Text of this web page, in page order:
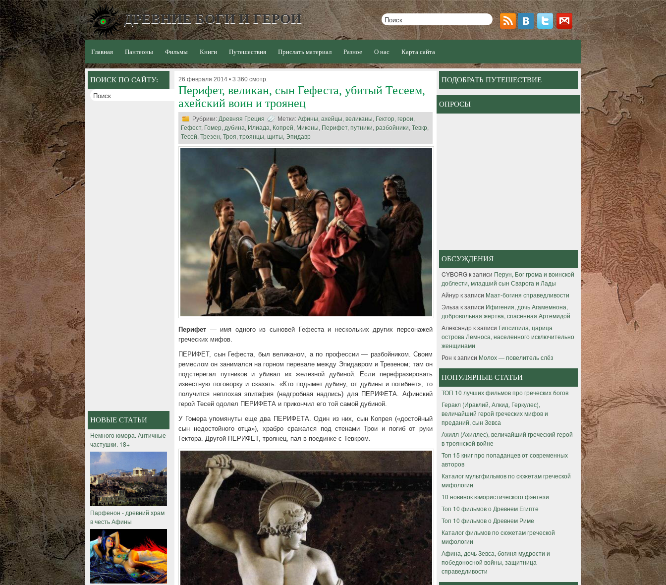
ДРЕВНИЕ БОГИ И ГЕРОИ
Главная Пантеоны Фильмы Книги Путешествия Прислать материал Разное О нас Карта сайта
ПОИСК ПО САЙТУ:
НОВЫЕ СТАТЬИ
Немного юмора. Античные
частушки. 18+
Парфенон - древний храм
в честь Афины
26 февраля 2014 • 3 360 смотр.
Перифет, великан, сын Гефеста, убитый Тесеем,
ахейский воин и троянец
Рубрики: Древняя Греция Метки: Афины, ахейцы, великаны, Гектор, герои,
Гефест, Гомер, дубина, Илиада, Копрей, Микены, Перифет, путники, разбойники, Тевкр,
Тесей, Трезен, Троя, троянцы, щиты, Эпидавр
Перифет — имя одного из сыновей Гефеста и нескольких других персонажей
греческих мифов.
ПЕРИФЕТ, сын Гефеста, был великаном, а по профессии — разбойником. Своим
ремеслом он занимался на горном перевале между Эпидавром и Трезеном; там он
подстерегал путников и убивал их железной дубиной. Если перефразировать
известную поговорку и сказать: «Кто подымет дубину, от дубины и погибнет», то
получится неплохая эпитафия (надгробная надпись) для ПЕРИФЕТА. Афинский
герой Тесей одолел ПЕРИФЕТА и прикончил его той самой дубиной.
У Гомера упомянуты еще два ПЕРИФЕТА. Один из них, сын Копрея («достойный
сын недостойного отца»), храбро сражался под стенами Трои и погиб от руки
Гектора. Другой ПЕРИФЕТ, троянец, пал в поединке с Тевкром.
ПОДОБРАТЬ ПУТЕШЕСТВИЕ
ОПРОСЫ
ОБСУЖДЕНИЯ
CYBORGк записи Перун, Бог грома и воинской
доблести, младший сын Сварога и Лады
Айнурк записи Маат-богиня справедливости
Эльза к записи Ифигения, дочь Агамемнона,
добровольная жертва, спасенная Артемидой
Александрк записи Гипсипила, царица
острова Лемноса, населенного исключительно
женщинами
Рон к записи Молох — повелитель слёз
ПОПУЛЯРНЫЕ СТАТЬИ
ТОП 10 лучших фильмов про греческих богов
Геракл (Ираклий, Алкид, Геркулес),
величайший герой греческих мифов и
преданий, сын Зевса
Ахилл (Ахиллес), величайший греческий герой
в троянской войне
Топ 15 книг про попаданцев от современных
авторов
Каталог мультфильмов по сюжетам греческой
мифологии
10 новинок юмористического фэнтези
Топ 10 фильмов о Древнем Египте
Топ 10 фильмов о Древнем Риме
Каталог фильмов по сюжетам греческой
мифологии
Афина, дочь Зевса, богиня мудрости и
победоносной войны, защитница
справедливости